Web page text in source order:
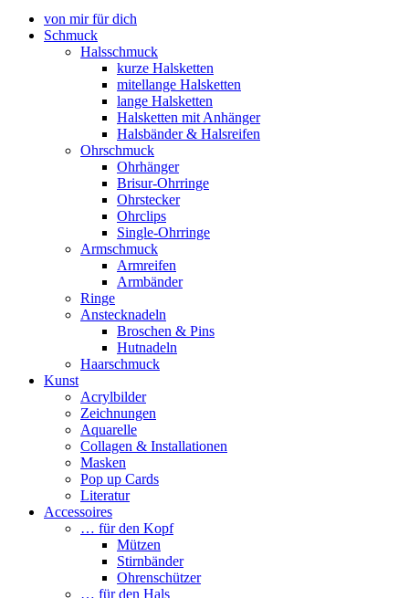
von mir für dich
Schmuck
Halsschmuck
kurze Halsketten
mitellange Halsketten
lange Halsketten
Halsketten mit Anhänger
Halsbänder & Halsreifen
Ohrschmuck
Ohrhänger
Brisur-Ohrringe
Ohrstecker
Ohrclips
Single-Ohrringe
Armschmuck
Armreifen
Armbänder
Ringe
Anstecknadeln
Broschen & Pins
Hutnadeln
Haarschmuck
Kunst
Acrylbilder
Zeichnungen
Aquarelle
Collagen & Installationen
Masken
Pop up Cards
Literatur
Accessoires
… für den Kopf
Mützen
Stirnbänder
Ohrenschützer
… für den Hals